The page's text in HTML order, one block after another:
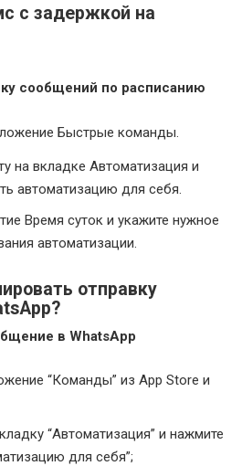
с задержкой на
сообщений по расписанию
Быстрые команды.
на вкладке Автоматизация и
автоматизацию для себя.
Время суток и укажите нужное
автоматизации.
отправку
в WhatsApp
“Команды” из App Store и
“Автоматизация” и нажмите
для себя”;